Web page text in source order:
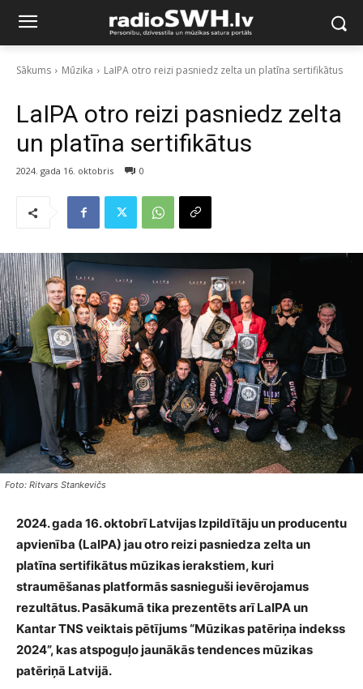
Sākums Mūzika LaIPA otro reizi pasniedz zelta un platīna sertifikātus
LaIPA otro reizi pasniedz zelta
un platīna sertifikātus
2024. gada 16. oktobris 0
Foto: Ritvars Stankevičs
2024. gada 16. oktobrī Latvijas Izpildītāju un producentu
apvienība (LaIPA) jau otro reizi pasniedza zelta un
platīna sertifikātus mūzikas ierakstiem, kuri
straumēšanas platformās sasnieguši ievērojamus
rezultātus. Pasākumā tika prezentēts arī LaIPA un
Kantar TNS veiktais pētījums “Mūzikas patēriņa indekss
2024”, kas atspoguļo jaunākās tendences mūzikas
patēriņā Latvijā.